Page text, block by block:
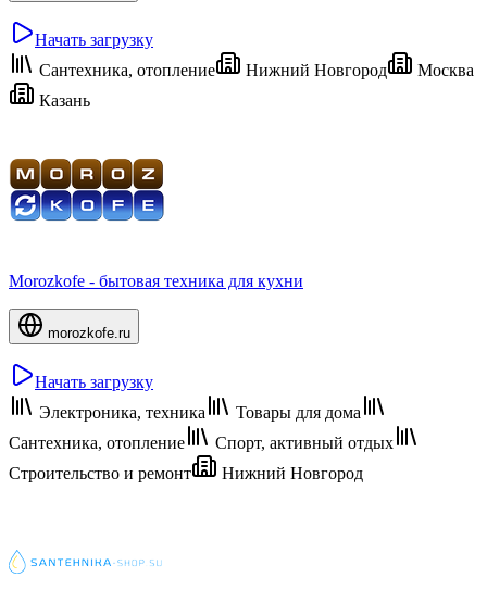
Начать загрузку
Сантехника, отопление
Нижний Новгород
Москва
Казань
Morozkofe - бытовая техника для кухни
morozkofe.ru
Начать загрузку
Электроника, техника
Товары для дома
Сантехника, отопление
Спорт, активный отдых
Строительство и ремонт
Нижний Новгород